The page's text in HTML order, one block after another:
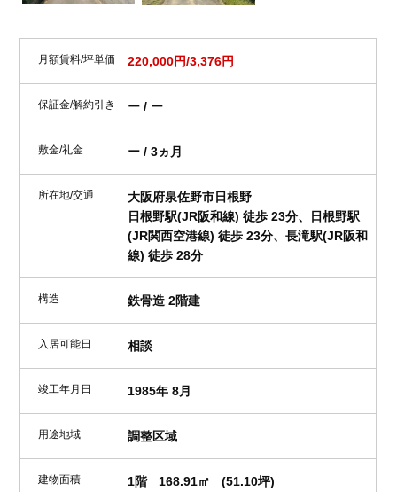
月額賃料/坪単価 220,000円/3,376円
保証金/解約引き ー / ー
敷金/礼金 ー / 3ヵ月
所在地/交通
大阪府泉佐野市日根野
日根野駅(JR阪和線) 徒歩 23分、日根野駅
(JR関西空港線) 徒歩 23分、長滝駅(JR阪和
線) 徒歩 28分
構造 鉄骨造 2階建
入居可能日 相談
竣工年月日 1985年 8月
用途地域 調整区域
建物面積 1階 168.91㎡
(51.10坪)